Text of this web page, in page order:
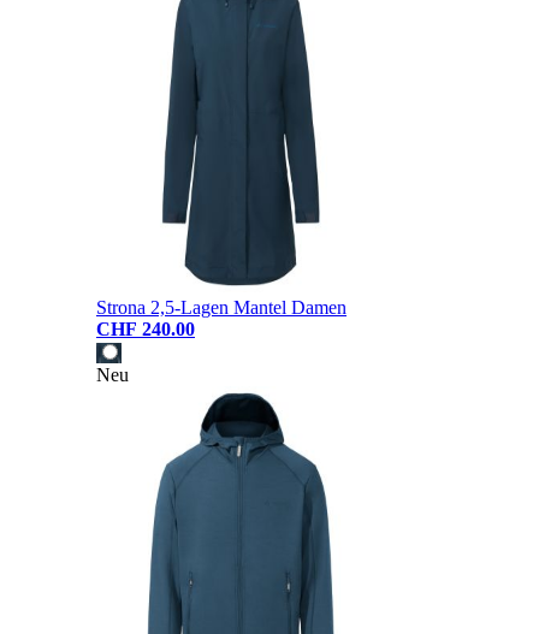
Strona 2,5-Lagen Mantel Damen
CHF 240.00
Neu